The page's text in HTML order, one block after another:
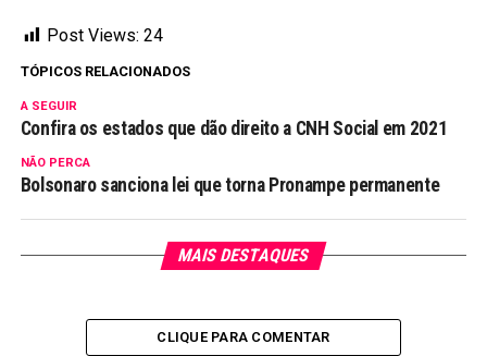
Post Views: 24
TÓPICOS RELACIONADOS
A SEGUIR
Confira os estados que dão direito a CNH Social em 2021
NÃO PERCA
Bolsonaro sanciona lei que torna Pronampe permanente
MAIS DESTAQUES
CLIQUE PARA COMENTAR